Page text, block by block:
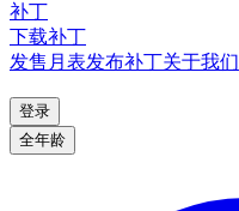
补丁
下载补丁
发售月表发布补丁关于我们
登录
全年龄